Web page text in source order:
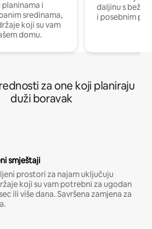
i
sredinama,
koji su vam
domu.
daljinu s
i posebnim
za one koji planiraju
duži boravak
smještaji
prostori za najam uključuju
koji su vam potrebni za ugodan
ili više dana. Savršena zamjena za